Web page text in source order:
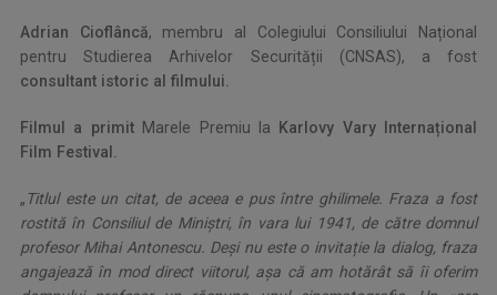
Adrian Cioflâncă, membru al Colegiului Consiliului Național
pentru Studierea Arhivelor Securității (CNSAS), a fost
consultant istoric al filmului.
Filmul a primit Marele Premiu la Karlovy Vary Internațional
Film Festival.
„ Titlul este un citat, de aceea e pus între ghilimele. Fraza a fost
rostită în Consiliul de Miniștri, în vara lui 1941, de către domnul
profesor Mihai Antonescu. Deși nu este o invitație la dialog, fraza
angajează în mod direct viitorul, așa că am hotărât să îi oferim